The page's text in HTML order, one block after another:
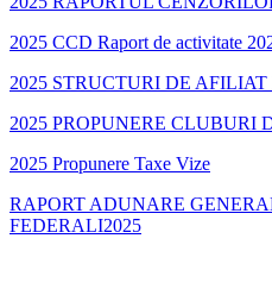
2025 CCD Raport de activitate
2025 STRUCTURI DE
2025 PROPUNERE CLUBURI
2025 Propunere Taxe Vize
RAPORT ADUNARE
FEDERALI2025